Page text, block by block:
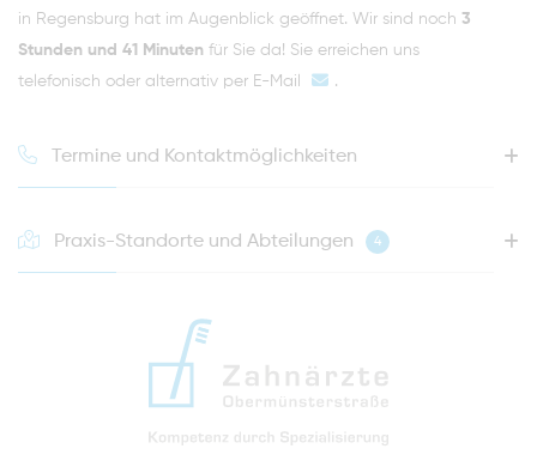
in Regensburg hat im Augenblick geöffnet. Wir sind noch 3
Stunden und 41 Minuten für Sie da! Sie erreichen uns
telefonisch oder alternativ per E-Mail .
Termine und Kontaktmöglichkeiten
info@zahnaerzte-in-regensburg.de
Praxis-Standorte und Abteilungen 4